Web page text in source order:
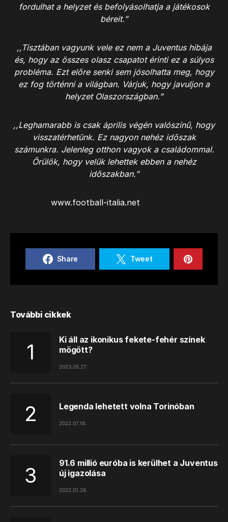
fordulhat a helyzet és befolyásolhatja a játékosok
béreit.”
,,Tisztában vagyunk vele ez nem a Juventus hibája
és, hogy az összes olasz csapatot érinti ez a súlyos
probléma. Ezt előre senki sem jósolhatta meg, hogy
ez fog történni a világban. Várjuk, hogy javuljon a
helyzet Olaszországban.”
,,Leghamarabb is csak április végén valószínű, hogy
visszatérhetünk. Ez nagyon nehéz időszak
számunkra. Jelenleg otthon vagyok a családommal.
Örülök, hogy velük lehettek ebben a nehéz
időszakban.”
www.football-italia.net
Share Tweet
További cikkek
Ki áll az ikonikus fekete-fehér színek
mögött?
2023.05.27.
Legenda lehetett volna Torinóban
2022.07.18.
91.6 millió euróba is kerülhet a Juventus
új igazolása
2022.01.28.